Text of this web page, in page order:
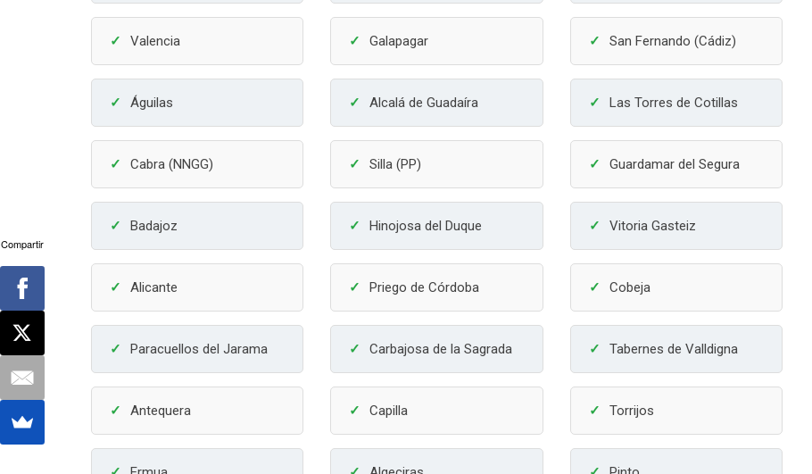
Valencia Galapagar San Fernando (Cádiz)
Águilas Alcalá de Guadaíra Las Torres de Cotillas
Cabra (NNGG) Silla (PP) Guardamar del Segura
Badajoz Hinojosa del Duque Vitoria Gasteiz
Alicante Priego de Córdoba Cobeja
Paracuellos del Jarama Carbajosa de la Sagrada Tabernes de Valldigna
Antequera Capilla Torrijos
Compartir